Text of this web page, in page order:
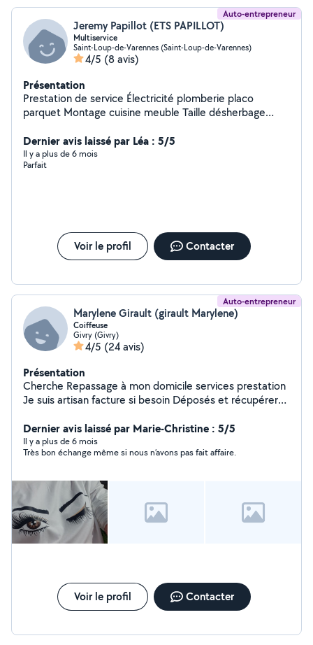
Auto-entrepreneur
Jeremy Papillot (ETS PAPILLOT)
Multiservice
Saint-Loup-de-Varennes (Saint-Loup-de-Varennes)
4/5 (8 avis)
Présentation
Prestation de service Électricité plomberie placo
parquet Montage cuisine meuble Taille désherbage
Dernier avis laissé par Léa : 5/5
Il y a plus de 6 mois
Parfait
Voir le profil Contacter
Auto-entrepreneur
Marylene Girault (girault Marylene)
Coiffeuse
Givry (Givry)
4/5 (24 avis)
Présentation
Cherche Repassage à mon domicile services prestation
Je suis artisan facture si besoin Déposés et récupérer
Publication événementiel sur plusieurs sites pour vos
événements (tarifs en fonction du nombre et de
l'événement) Relooking meuble
Dernier avis laissé par Marie-Christine : 5/5
Il y a plus de 6 mois
Très bon échange même si nous n’avons pas fait affaire.
Voir le profil Contacter